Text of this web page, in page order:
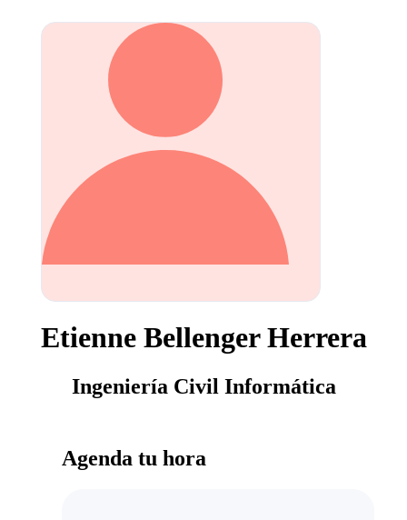
Etienne Bellenger Herrera
Ingeniería Civil Informática
Agenda tu hora